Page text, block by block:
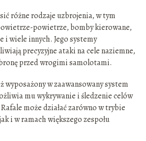
różne rodzaje uzbrojenia, w tym
powietrze, bomby kierowane,
i wiele innych. Jego systemy
precyzyjne ataki na cele naziemne,
przed wrogimi samolotami.
wyposażony w zaawansowany system
mu wykrywanie i śledzenie celów
może działać zarówno w trybie
i w ramach większego zespołu